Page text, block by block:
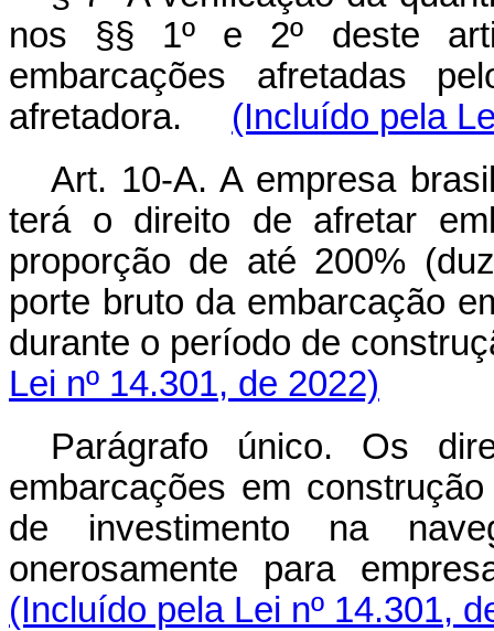
nos §§ 1º e 2º deste
embarcações afretadas
afretadora. (Incluído pela
Art. 10-A. A empresa
terá o direito de afretar
proporção de até 200%
porte bruto da embarcação
durante o período de
Lei nº 14.301, de 2022)
Parágrafo único. Os
embarcações em
de investimento na
onerosamente para
(Incluído pela Lei nº 14.301,